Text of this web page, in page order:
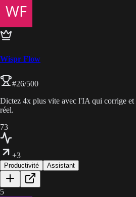
Wispr Flow
#26/500
Dictez 4x plus vite avec l'IA qui corrige et
réel.
73
+3
Productivité Assistant
5